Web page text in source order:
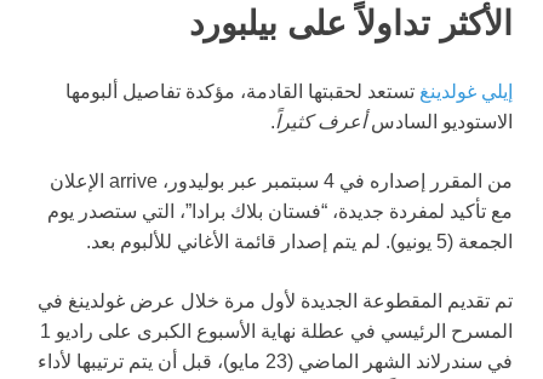
الأكثر تداولاً على بيلبورد
إيلي غولدينغ تستعد لحقبتها القادمة، مؤكدة تفاصيل ألبومها
الاستوديو السادسأعرف كثيراً.
من المقرر إصداره في 4 سبتمبر عبر بوليدور، arrive الإعلان
مع تأكيد لمفردة جديدة، “فستان بلاك برادا”، التي ستصدر يوم
الجمعة (5 يونيو). لم يتم إصدار قائمة الأغاني للألبوم بعد.
تم تقديم المقطوعة الجديدة لأول مرة خلال عرض غولدينغ في
المسرح الرئيسي في عطلة نهاية الأسبوع الكبرى على راديو 1
في سندرلاند الشهر الماضي (23 مايو)، قبل أن يتم ترتيبها لأداء